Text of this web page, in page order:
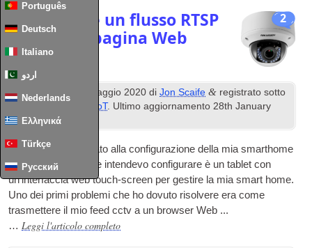
Português
Deutsch
Italiano
اردو
Nederlands
Ελληνικά
Türkçe
Русский
2
Incorporare un flusso RTSP
live in una pagina Web
Pubblicato 6 Maggio 2020 diJon Scaife & registrato sotto
Casa intelligente & IoT. Ultimo aggiornamento28th January
2024.
Di recente ho lavorato alla configurazione della mia smarthome
e una delle cose che intendevo configurare è un tablet con
un'interfaccia web touch-screen per gestire la mia smart home.
Uno dei primi problemi che ho dovuto risolvere era come
trasmettere il mio feed cctv a un browser Web ...
… Leggi l'articolo completo